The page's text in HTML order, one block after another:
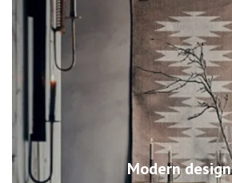
Modern design